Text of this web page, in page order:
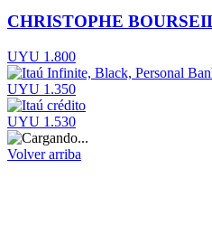
CHRISTOPHE
UYU 1.800
UYU 1.350
UYU 1.530
Volver arriba